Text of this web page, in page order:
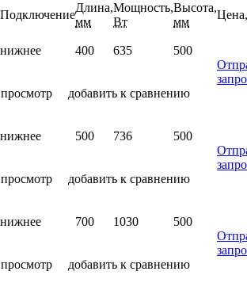
Подключение
Длина,
мм
Мощность,
Вт
Высота,
мм
нижнее 400 635
500
добавить к сравнению
нижнее 500 736
500
добавить к сравнению
нижнее 700 1030
500
добавить к сравнению